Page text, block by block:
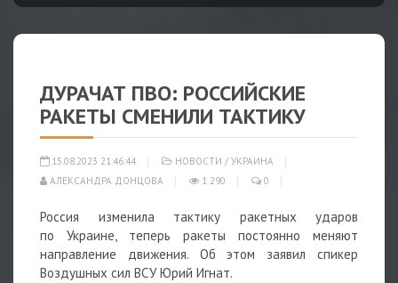
ДУРАЧАТ ПВО: РОССИЙСКИЕ
РАКЕТЫ СМЕНИЛИ ТАКТИКУ
15.08.2023 21:46:44 НОВОСТИ / УКРАИНА
АЛЕКСАНДРА ДОНЦОВА
1 290 0
Россия изменила тактику ракетных ударов
по Украине, теперь ракеты постоянно меняют
направление движения. Об этом заявил спикер
Воздушных сил ВСУ Юрий Игнат.